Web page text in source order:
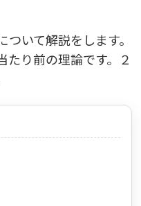
いて解説をします。
たり前の理論です。２